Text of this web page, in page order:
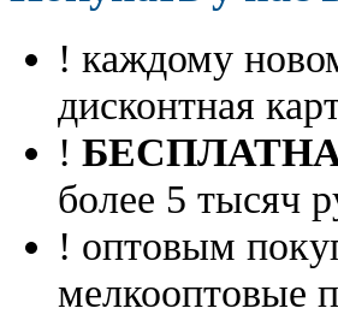
! каждому
дисконтная
!
более 5 тысяч
! оптовым
мелкооптовые